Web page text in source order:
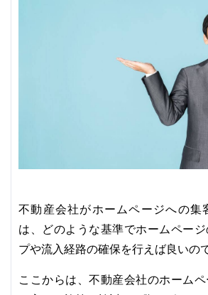
不動産会社がホームページへの集
は、どのような基準でホームペー
プや流入経路の確保を行えば良いの
ここからは、不動産会社のホーム